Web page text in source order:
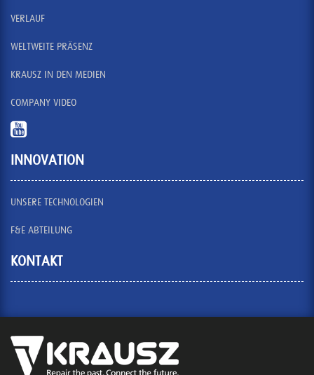
VERLAUF
WELTWEITE PRÄSENZ
KRAUSZ IN DEN MEDIEN
COMPANY VIDEO
INNOVATION
UNSERE TECHNOLOGIEN
F&E ABTEILUNG
KONTAKT